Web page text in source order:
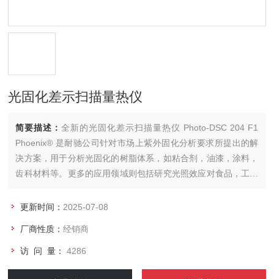
光固化差示扫描量热仪
简要描述：全新的光固化差示扫描量热仪 Photo-DSC 204 F1
Phoenix® 是耐驰公司针对市场上紫外固化分析要求所提出的解
决方案，用于分析光固化的树脂体系，如粘合剂，油漆，涂料，
齿科材料等。更多的应用领域则包括研究光照效应对食品，工业
更新时间： 2025-07-08
厂商性质：经销商
访 问 量：4286